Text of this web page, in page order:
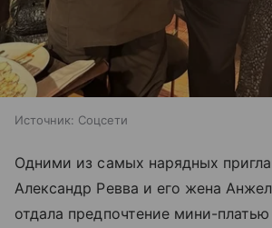
Источник: Соцсети
Одними из самых нарядных
Александр Ревва и его жена
отдала предпочтение мини-